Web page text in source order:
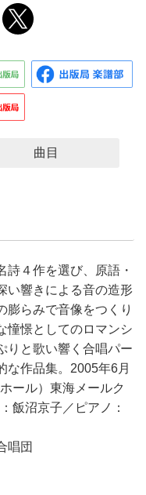
曲目
詩４作を選び、原語・
い響きによる音の造形
膨らみで音像をつくり
憧憬としてのロマンシ
りと歌い響く合唱パー
な作品集。2005年6月
ール）東海メールク
飯沼京子／ピアノ：
唱団